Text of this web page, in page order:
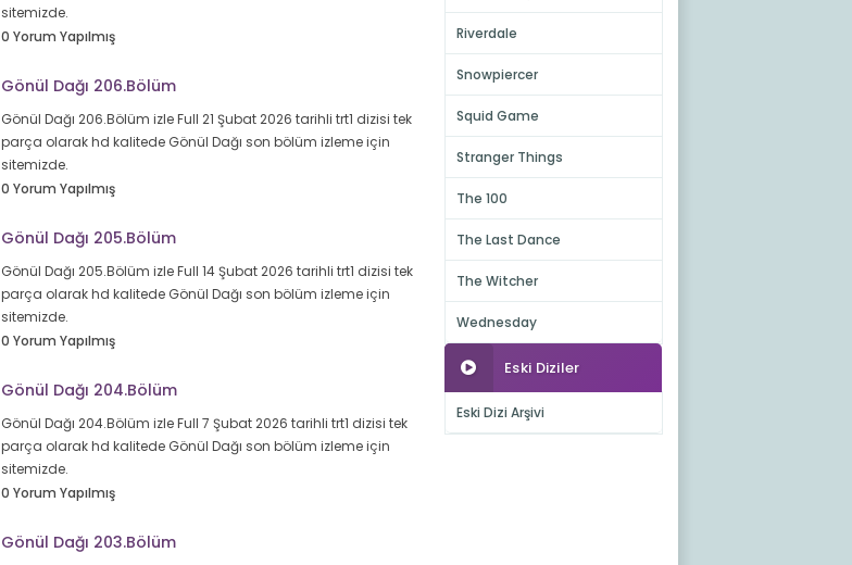
sitemizde.
0 Yorum Yapılmış
Gönül Dağı 206.Bölüm
Gönül Dağı 206.Bölüm izle Full 21 Şubat 2026 tarihli trt1 dizisi tek
parça olarak hd kalitede Gönül Dağı son bölüm izleme için
sitemizde.
0 Yorum Yapılmış
Gönül Dağı 205.Bölüm
Gönül Dağı 205.Bölüm izle Full 14 Şubat 2026 tarihli trt1 dizisi tek
parça olarak hd kalitede Gönül Dağı son bölüm izleme için
sitemizde.
0 Yorum Yapılmış
Gönül Dağı 204.Bölüm
Gönül Dağı 204.Bölüm izle Full 7 Şubat 2026 tarihli trt1 dizisi tek
parça olarak hd kalitede Gönül Dağı son bölüm izleme için
sitemizde.
0 Yorum Yapılmış
Gönül Dağı 203.Bölüm
Riverdale
Snowpiercer
Squid Game
Stranger Things
The 100
The Last Dance
The Witcher
Wednesday
Eski Diziler
Eski Dizi Arşivi